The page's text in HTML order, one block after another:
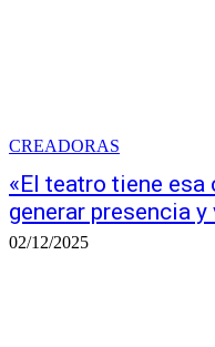
CREADORAS
«El teatro tiene esa
generar presencia y
02/12/2025